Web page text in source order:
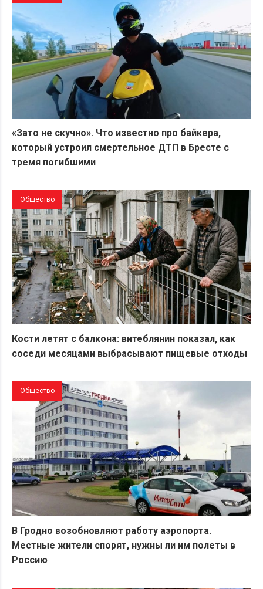
«Зато не скучно». Что известно про байкера,
который устроил смертельное ДТП в Бресте с
тремя погибшими
Общество
Кости летят с балкона: витеблянин показал, как
соседи месяцами выбрасывают пищевые отходы
Общество
В Гродно возобновляют работу аэропорта.
Местные жители спорят, нужны ли им полеты в
Россию